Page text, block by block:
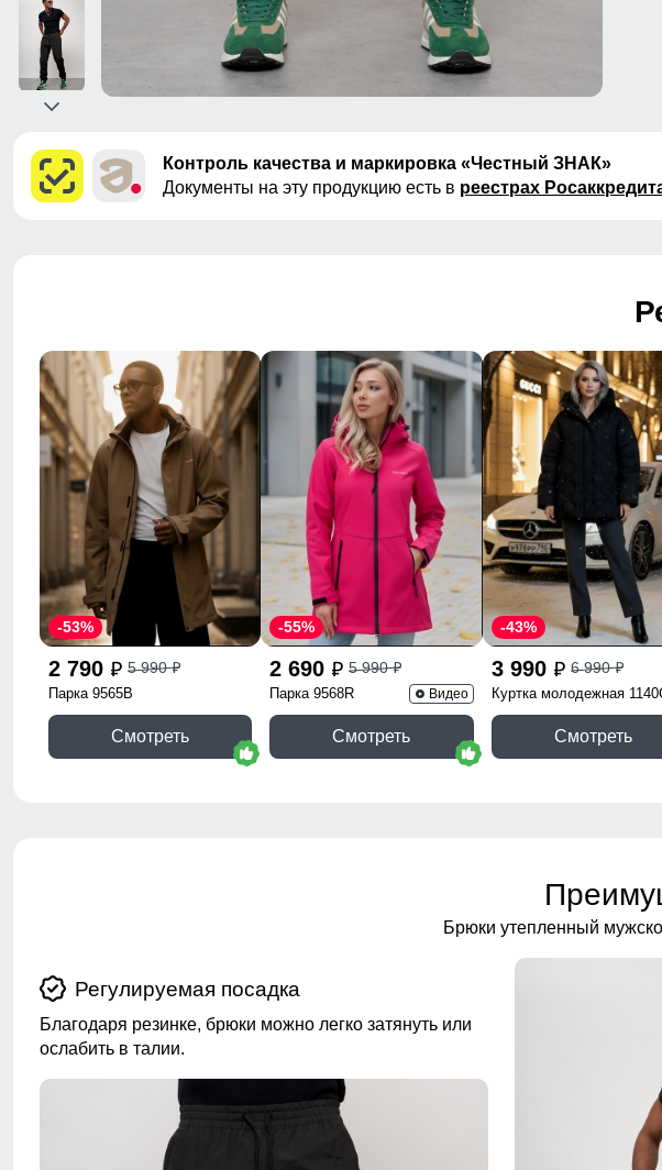
Контроль качества и маркировка «Честный ЗНАК»
Документы на эту продукцию есть в реестрах
2 790 p 5 990p
-53%
Парка 9565B
Смотреть
2 690 p 5 990p
-55%
Парка 9568R Видео
Смотреть
3 990 p 6 990p
-43%
Куртка молодежная
Смотреть
Брюки утепленный
Регулируемая посадка
Благодаря резинке, брюки можно легко затянуть или
ослабить в талии.